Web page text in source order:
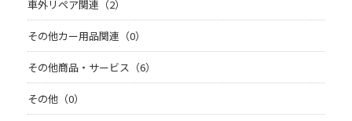
車外リペア関連（2）
その他カー用品関連（0）
その他商品・サービス（6）
その他（0）